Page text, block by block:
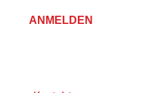
ANMELDEN